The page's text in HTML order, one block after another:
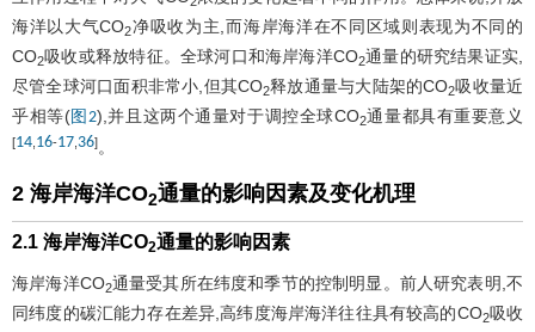
海洋以大气CO2净吸收为主,而海岸海洋在不同区域则表现为不同的
CO2吸收或释放特征。全球河口和海岸海洋CO2通量的研究结果证实,
尽管全球河口面积非常小,但其CO2释放通量与大陆架的CO2吸收量近
乎相等(图2),并且这两个通量对于调控全球CO2通量都具有重要意义
[14 16-17 36]。
2 海岸海洋CO2通量的影响因素及变化机理
2.1 海岸海洋CO2通量的影响因素
海岸海洋CO2通量受其所在纬度和季节的控制明显。前人研究表明,不
同纬度的碳汇能力存在差异,高纬度海岸海洋往往具有较高的CO2吸收